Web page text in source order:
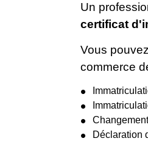
Un
certificat
Vous
commerce
Déclaration